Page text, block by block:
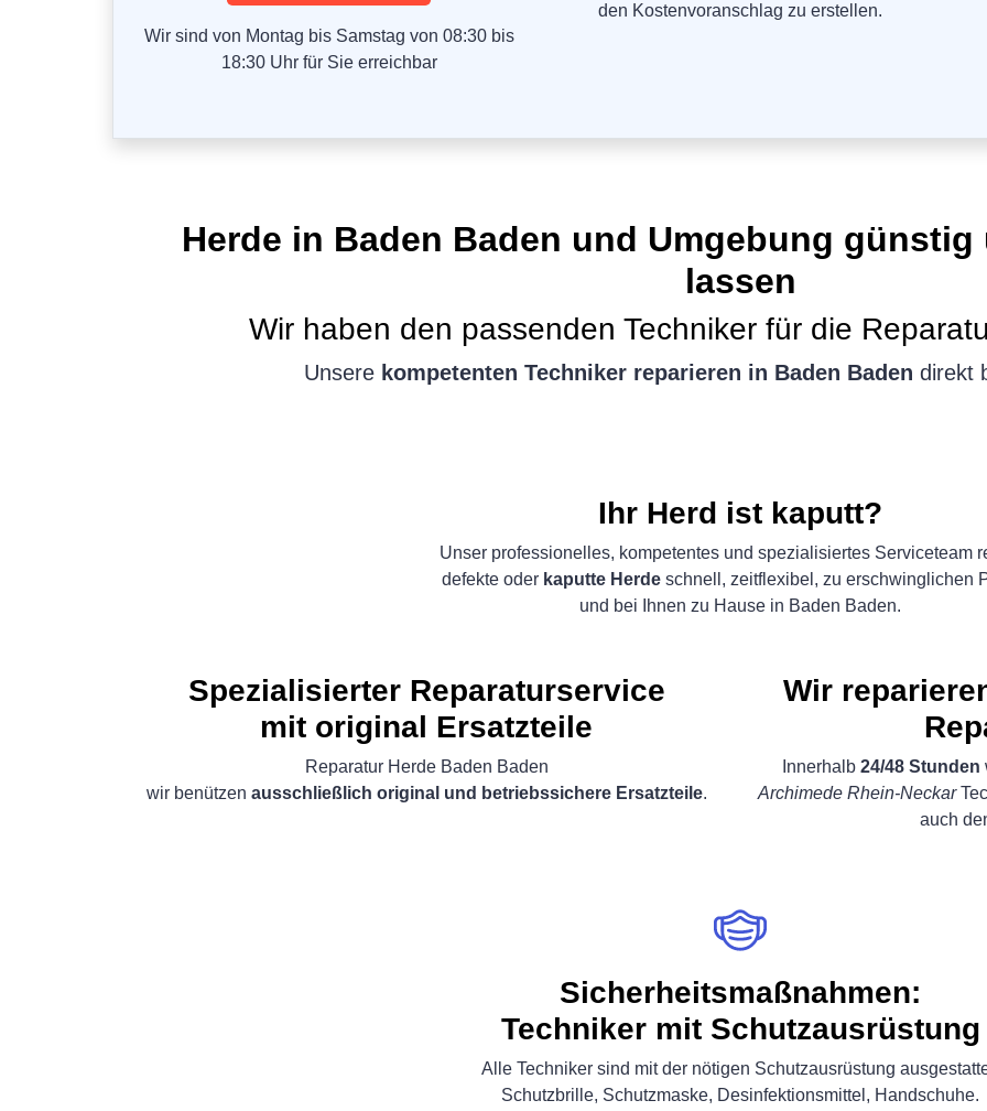
Wir sind von Montag bis Samstag von 08:30 bis
18:30 Uhr für Sie erreichbar
den Kostenvoranschlag zu erstellen.
Herde in Baden Baden und Umgebung
lassen
Wir haben den passenden Techniker für die
Unsere kompetenten Techniker reparieren in Baden Baden direkt
Ihr Herd ist kaputt?
Unser professionelles, kompetentes und spezialisiertes Serviceteam
defekte oder kaputte Herde schnell, zeitflexibel, zu erschwinglichen
und bei Ihnen zu Hause in Baden Baden.
Spezialisierter Reparaturservice
mit original Ersatzteile
Reparatur Herde Baden Baden
wir benützen ausschließlich original und betriebssichere Ersatzteile.
Wir
Innerhalb 24/48 Stunden
Archimede Rhein-Neckar
auch
Sicherheitsmaßnahmen:
Techniker mit Schutzausrüstung
Alle Techniker sind mit der nötigen Schutzausrüstung
Schutzbrille, Schutzmaske, Desinfektionsmittel, Handschuhe.